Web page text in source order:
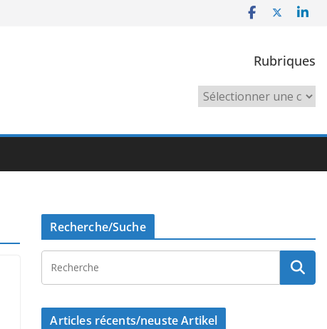
Rubriques
Rubriques
Recherche/Suche
Articles récents/neuste Artikel